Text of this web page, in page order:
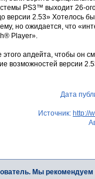
PS3™ выходит 26-
версии 2.53» Хотелось бы
но ожидается, что
Player».
апдейта, чтобы он
возможностей версии
Дата
Источник: http://
Мы